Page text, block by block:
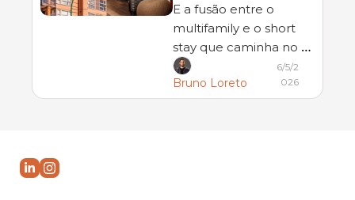
E a fusão entre o
multifamily e o short
stay que caminha no
Brasil
Bruno Loreto
6/5/2
026